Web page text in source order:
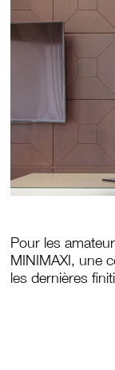
Pour les
MINIMAXI, une
les dernières